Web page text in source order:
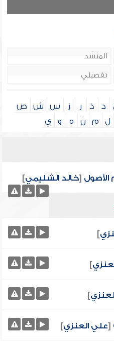
د ذ ر ز س ش
ص
ل م ن ه و ي
[خالد الشليمي]
]
]
]
[علي العنزي]